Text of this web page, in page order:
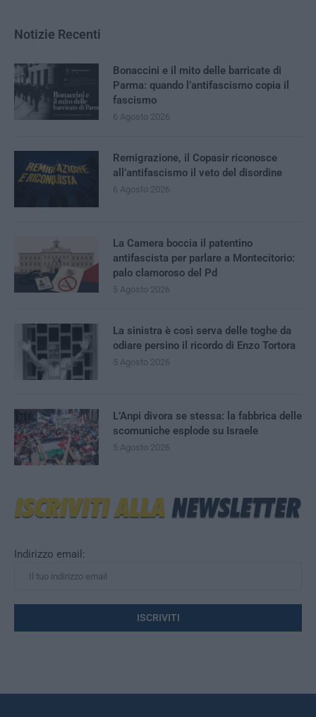
Indirizzo email:
Notizie Recenti
Bonaccini e il mito delle barricate di
Parma: quando l’antifascismo copia il
fascismo
6 Agosto 2026
Remigrazione, il Copasir riconosce
all’antifascismo il veto del disordine
6 Agosto 2026
La Camera boccia il patentino
antifascista per parlare a Montecitorio:
palo clamoroso del Pd
5 Agosto 2026
La sinistra è così serva delle toghe da
odiare persino il ricordo di Enzo Tortora
5 Agosto 2026
L’Anpi divora se stessa: la fabbrica delle
scomuniche esplode su Israele
5 Agosto 2026